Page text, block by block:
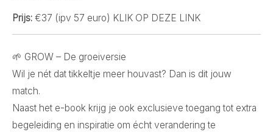
Prijs: €37 (ipv 57 euro) KLIK OP DEZE LINK
🌱 GROW – De groeiversie
Wil je nét dat tikkeltje meer houvast? Dan is dit jouw
match.
Naast het e-book krijg je ook exclusieve toegang tot extra
begeleiding en inspiratie om écht verandering te